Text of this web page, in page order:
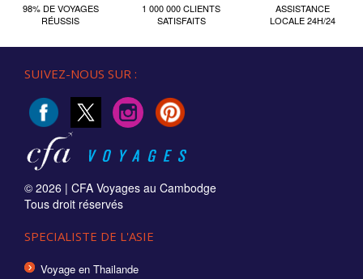
98% DE VOYAGES
RÉUSSIS
1 000 000 CLIENTS
SATISFAITS
ASSISTANCE
LOCALE 24H/24
SUIVEZ-NOUS SUR :
© 2026 | CFA Voyages au Cambodge
Tous droit réservés
SPECIALISTE DE L'ASIE
Voyage en Thailande